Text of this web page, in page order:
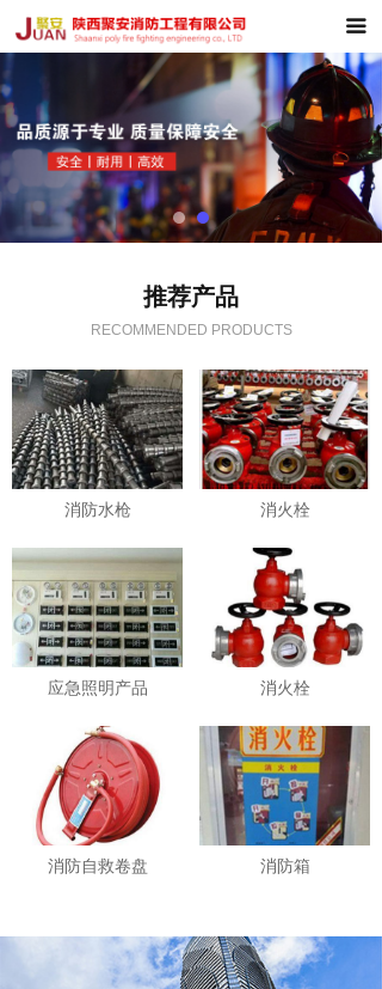
끀
首页
产品中心
工程案例
荣誉资质
推荐产品
RECOMMENDED PRODUCTS
消防水枪 消火栓
应急照明产品 消火栓
消防自救卷盘 消防箱